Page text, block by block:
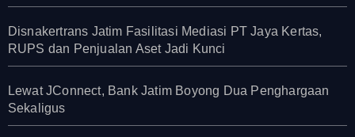
Disnakertrans Jatim Fasilitasi Mediasi PT Jaya Kertas,
RUPS dan Penjualan Aset Jadi Kunci
Lewat JConnect, Bank Jatim Boyong Dua Penghargaan
Sekaligus